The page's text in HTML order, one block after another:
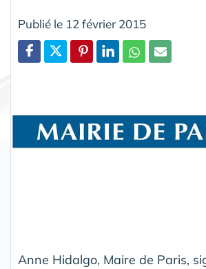
Publié le 12 février 2015
Anne Hidalgo, Maire de Paris,